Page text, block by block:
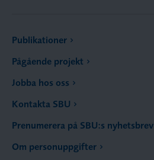
Publikationer
Pågående projekt
Jobba hos oss
Kontakta SBU
Prenumerera på SBU:s nyhetsbrev
Om personuppgifter